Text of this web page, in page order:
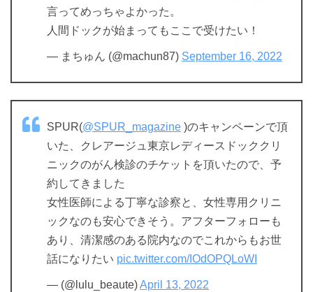
言ってめっちゃよかった。
人間ドックが始まってもここで受けたい！
— まちゅん (@machun87) September 16, 2022
SPUR(@SPUR_magazine )のキャンペーンで頂
いた、クレアージュ東京レディースドッククリ
ニックのがん検診のチケットを頂いたので、予
約してきました
女性医師による丁寧な診察と、女性専用クリニ
ックなのも安心できそう。アフターフォローも
あり、清潔感のある院内なのでこれからもお世
話になりたい pic.twitter.com/IOdOPQLoWI
— (@lulu_beaute)April 13, 2022